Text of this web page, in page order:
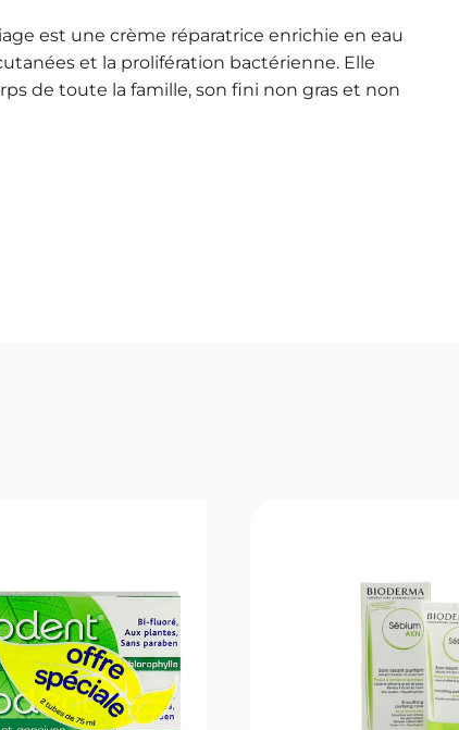
est une crème réparatrice enrichie en eau
et la prolifération bactérienne. Elle
de toute la famille, son fini non gras et non